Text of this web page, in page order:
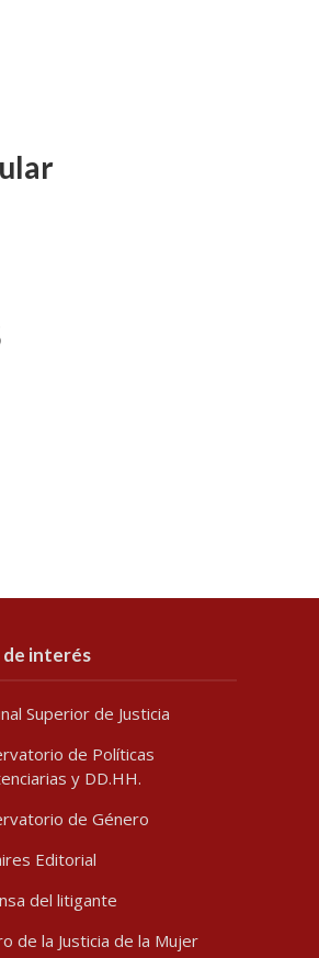
de interés
Superior de Justicia
de Políticas
y DD.HH.
de Género
Editorial
del litigante
de la Justicia de la Mujer